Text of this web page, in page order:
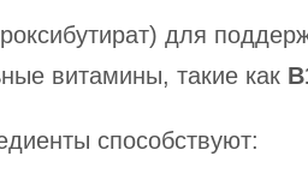
для
витамины, такие как
способствуют: